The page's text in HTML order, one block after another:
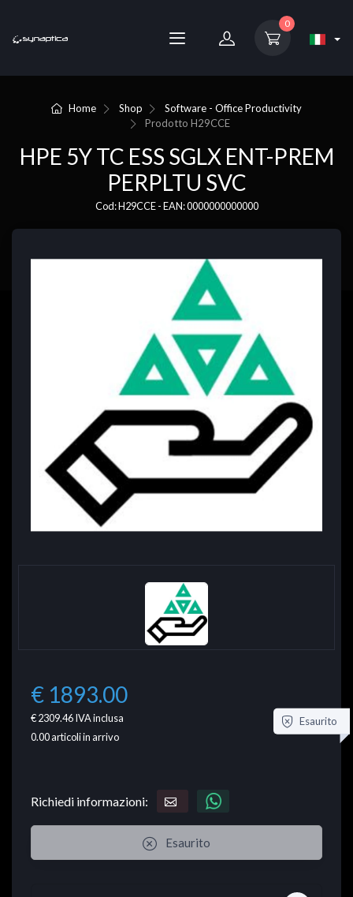
0
Home Shop
Software - Office Productivity
ProdottoH29CCE
HPE 5Y TC ESS SGLX ENT-PREM
PERPLTU SVC
Cod: H29CCE - EAN: 0000000000000
€ 1893.00
€ 2309.46IVA inclusa
0.00articoli in arrivo
Esaurito
Richiedi informazioni:
Esaurito